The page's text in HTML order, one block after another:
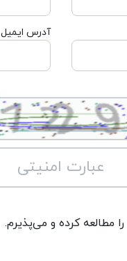
آدرس ایمیل